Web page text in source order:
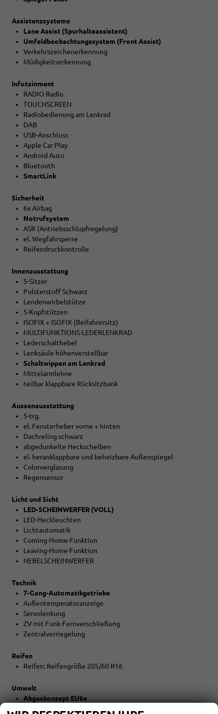
Assistenzsysteme
Lane Assist (Spurhalteassistent)
Umfeldbeobachtungssystem (Front Assist)
Verkehrszeichenerkennung
Müdigkeitserkennung
Infotainment
RADIO Radio
TOUCHSCREEN
Radiobedienung am Lenkrad
DAB
USB-Anschluss
Apple Car Play
Android Auto
Bluetooth
SmartLink
Sicherheit
6x Airbag
Notrufsystem
ASR (Antriebsschlupfregelung)
el. Wegfahrsperre
Reifendruckkontrolle
Innenausstattung
5-Sitzer
Polsterstoff Schwarz
Lendenwirbelstütze
5-Kopfstützen
ISOFIX + ISOFIX (Beifahrersitz)
MULTIFUNKTIONS-LEDERLENKRAD
Lederschalthebel
Lenksäule höhenverstellbar
Schaltwippen am Lenkrad
Mittelarmlehne
teilbar klappbare Rücksitzbank
Aussenausstattung
5-trg.
el. Fensterheber vorne + hinten
Dachreling schwarz
abgedunkelte Heckscheiben
el. heranklappbare und beheizbare Außenspiegel
Colorverglasung
Regensensor
Licht und Sicht
LED-SCHEINWERFER (VOLL)
LED-Heckleuchten
Lichtautomatik
Coming-Home-Funktion
Leaving-Home-Funktion
NEBELSCHEINWERFER
Technik
7-Gang-Automatikgetriebe
Außentemperaturanzeige
Servolenkung
ZV mit Funk-Fernverschließung
Zentralverriegelung
Reifen
Reifen: Reifengröße 205/60 R16
Umwelt
Abgaskonzept EU6e